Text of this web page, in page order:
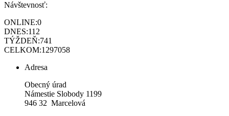
Návštevnosť:
ONLINE:0
DNES:112
TÝŽDEŇ:741
CELKOM:1297058
Adresa
Obecný úrad
Námestie Slobody 1199
946 32 Marcelová